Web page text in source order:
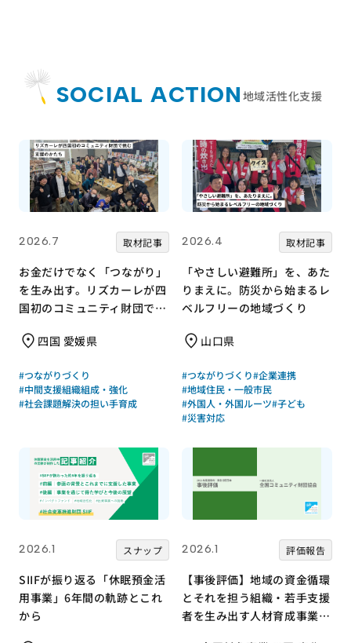
SOCIAL ACTION 地域活性化支援
2026.7 取材記事
お金だけでなく「つながり」
を生み出す。リズカーレが四
国初のコミュニティ財団で挑
四国 愛媛県
#つながりづくり
#中間支援組織組成・強化
#社会課題解決の担い手育成
2026.4 取材記事
「やさしい避難所」を、あた
りまえに。防災から始まるレ
ベルフリーの地域づくり
山口県
#つながりづくり#企業連携
#地域住民・一般市民
#外国人・外国ルーツ#子ども
#災害対応
2026.1 スナップ
SIIFが振り返る「休眠預金活
用事業」6年間の軌跡とこれ
から
2026.1 評価報告
【事後評価】地域の資金循環
とそれを担う組織・若手支援
者を生み出す人材育成事業｜